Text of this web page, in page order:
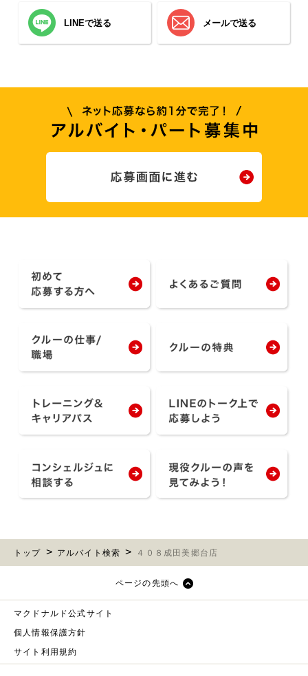
LINEで送る メールで送る
トップ アルバイト検索 ４０８成田美郷台店
ページの先頭へ
マクドナルド公式サイト
個人情報保護方針
サイト利用規約